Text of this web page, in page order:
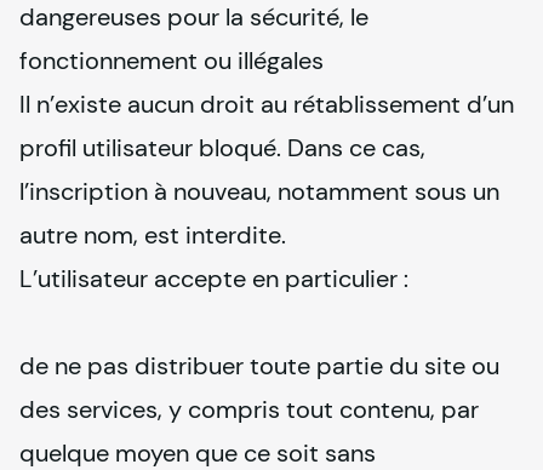
dangereuses pour la sécurité, le
fonctionnement ou illégales
Il n’existe aucun droit au rétablissement d’un
profil utilisateur bloqué. Dans ce cas,
l’inscription à nouveau, notamment sous un
autre nom, est interdite.
L’utilisateur accepte en particulier :
de ne pas distribuer toute partie du site ou
des services, y compris tout contenu, par
quelque moyen que ce soit sans